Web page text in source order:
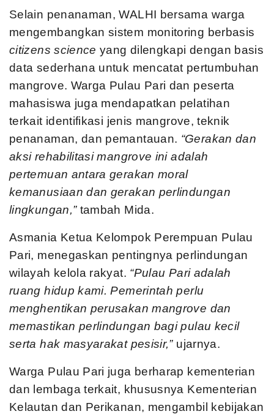
Selain penanaman, WALHI bersama warga
mengembangkan sistem monitoring berbasis
citizens scienceyang dilengkapi dengan basis
data sederhana untuk mencatat pertumbuhan
mangrove. Warga Pulau Pari dan peserta
mahasiswa juga mendapatkan pelatihan
terkait identifikasi jenis mangrove, teknik
penanaman, dan pemantauan. “Gerakan dan
aksi rehabilitasi mangrove ini adalah
pertemuan antara gerakan moral
kemanusiaan dan gerakan perlindungan
lingkungan,”tambah Mida.
Asmania Ketua Kelompok Perempuan Pulau
Pari, menegaskan pentingnya perlindungan
wilayah kelola rakyat. “Pulau Pari adalah
ruang hidup kami. Pemerintah perlu
menghentikan perusakan mangrove dan
memastikan perlindungan bagi pulau kecil
serta hak masyarakat pesisir,”ujarnya.
Warga Pulau Pari juga berharap kementerian
dan lembaga terkait, khususnya Kementerian
Kelautan dan Perikanan, mengambil kebijakan